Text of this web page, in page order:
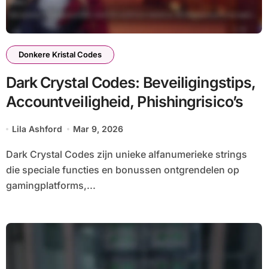
Donkere Kristal Codes
Dark Crystal Codes: Beveiligingstips,
Accountveiligheid, Phishingrisico’s
Lila Ashford Mar 9, 2026
Dark Crystal Codes zijn unieke alfanumerieke strings
die speciale functies en bonussen ontgrendelen op
gamingplatforms,...